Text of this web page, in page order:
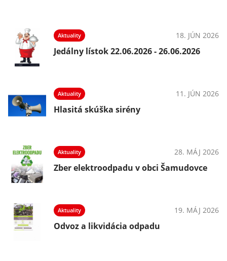
Aktuality 18. JÚN 2026
Jedálny lístok 22.06.2026 - 26.06.2026
Aktuality 11. JÚN 2026
Hlasitá skúška sirény
Aktuality 28. MÁJ 2026
Zber elektroodpadu v obci Šamudovce
Aktuality 19. MÁJ 2026
Odvoz a likvidácia odpadu